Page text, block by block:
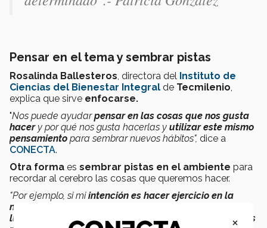
Pensar en el tema y sembrar pistas
Rosalinda Ballesteros, directora del Instituto de
Ciencias del Bienestar Integral de Tecmilenio,
explica que sirve enfocarse.
"Nos puede ayudarpensar en las cosas que nos gusta
hacer y por qué nos gusta hacerlas y utilizar este mismo
pensamiento para sembrar nuevos hábitos", dice a
CONECTA.
Otra forma es sembrar pistas en el ambiente para
recordar al cerebro las cosas que queremos hacer.
"Por ejemplo, si miintención es hacer ejercicio en la
mañana
lugar donde lo vea inmediatamente al despertarme, es
×